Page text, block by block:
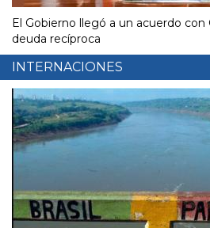
El Gobierno llegó a un acuerdo con
deuda recíproca
INTERNACIONES